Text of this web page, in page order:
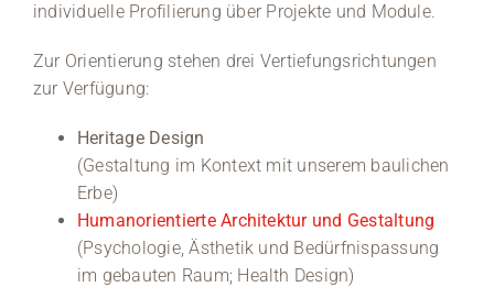
individuelle Profilierung über Projekte und Module.
Zur Orientierung stehen drei Vertiefungsrichtungen
zur Verfügung:
Heritage Design
(Gestaltung im Kontext mit unserem baulichen
Erbe)
Humanorientierte Architektur und Gestaltung
(Psychologie, Ästhetik und Bedürfnispassung
im gebauten Raum; Health Design)